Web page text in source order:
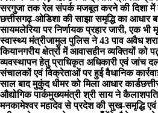
सरगुजा तक रेल संपर्क मजबूत करने की दिशा में
छत्तीसगढ़-ओडिशा की साझा समृद्धि का आधार
सायमलेरिया पर निर्णायक प्रहार जारी, एक भी
स्वास्थ्य मंत्रीजामुल पुलिस ने 43 पाव अवैध
कियानगरीय क्षेत्रों में आवासहीन व्यक्तियों को
व्यवस्थापन हेतु प्राधिकृत अधिकारी एवं जांच
संचालकों एवं विक्रेताओं पर हुई वैधानिक
साल बाद मुकुंद धीमर को मिला आधार कार्ड
औद्योगिक पार्कमुख्यमंत्री श्री साय ने
मनकामेश्वर महादेव से प्रदेश की सुख-समृद्धि